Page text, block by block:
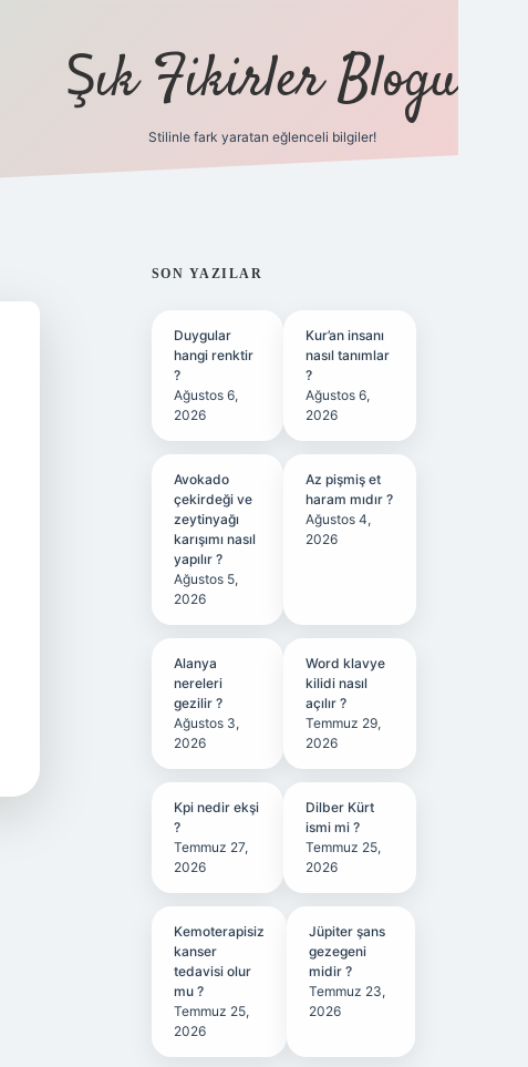
Şık Fikirler Blogu
Stilinle fark yaratan eğlenceli bilgiler!
SIDEBAR
SON YAZILAR
Duygular
hangi renktir
?
Ağustos 6,
2026
Kur’an insanı
nasıl tanımlar
?
Ağustos 6,
2026
Avokado
çekirdeği ve
zeytinyağı
karışımı nasıl
yapılır ?
Ağustos 5,
2026
Az pişmiş et
haram mıdır ?
Ağustos 4,
2026
Alanya
nereleri
gezilir ?
Ağustos 3,
2026
Word klavye
kilidi nasıl
açılır ?
Temmuz 29,
2026
Kpi nedir ekşi
?
Temmuz 27,
2026
Dilber Kürt
ismi mi ?
Temmuz 25,
2026
Kemoterapisiz
kanser
tedavisi olur
mu ?
Temmuz 25,
2026
Jüpiter şans
gezegeni
midir ?
Temmuz 23,
2026